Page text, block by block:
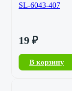
SL-6043-407
19 ₽
В корзину